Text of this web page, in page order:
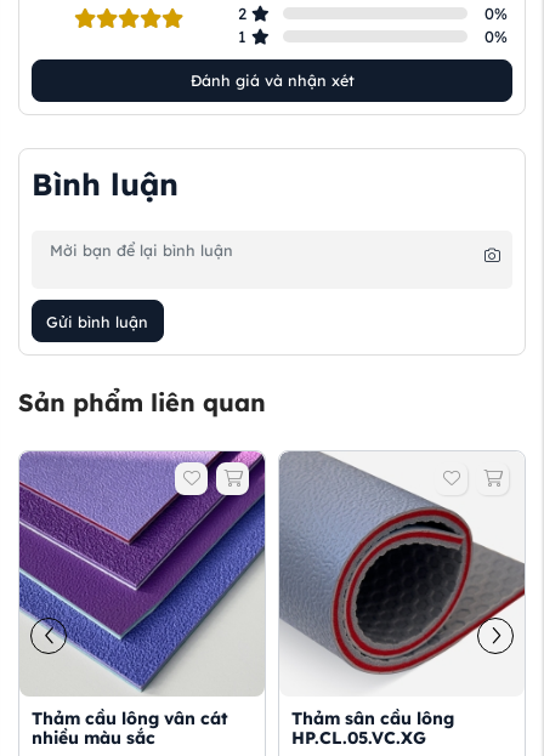
2
0%
1
0%
Đánh giá và nhận xét
Bình luận
Gửi bình luận
Sản phẩm liên quan
Thảm sân cầu lông
HP.CL.05.VC.XG
Thảm đa năng vân gỗ
(các sân chơi, sân cầu ...